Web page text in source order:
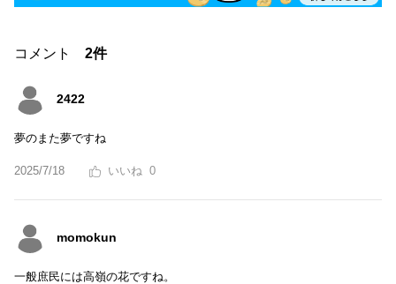
コメント 2件
2422
夢のまた夢ですね
2025/7/18 0
momokun
一般庶民には高嶺の花ですね。